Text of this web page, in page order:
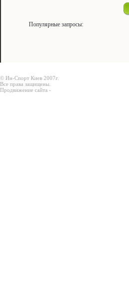
Популярные запросы:
© Ин-Спорт Киев 2007г.
Все права защищены.
Продвижение сайта -